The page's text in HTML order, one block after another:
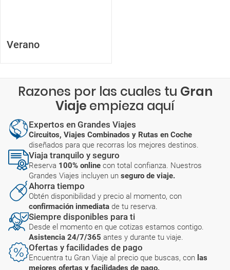
Verano
Razones por las cuales tu Gran
Viaje empieza aquí
Expertos en Grandes Viajes
Circuitos, Viajes Combinados y Rutas en Coche
diseñados para que recorras los mejores destinos.
Viaja tranquilo y seguro
Reserva 100% online con total confianza. Nuestros
Grandes Viajes incluyen un seguro de viaje.
Ahorra tiempo
Obtén disponibilidad y precio al momento, con
confirmación inmediata de tu reserva.
Siempre disponibles para ti
Desde el momento en que cotizas estamos contigo.
Asistencia 24/7/365 antes y durante tu viaje.
Ofertas y facilidades de pago
Encuentra tu Gran Viaje al precio que buscas, con las
mejores ofertas y facilidades de pago.